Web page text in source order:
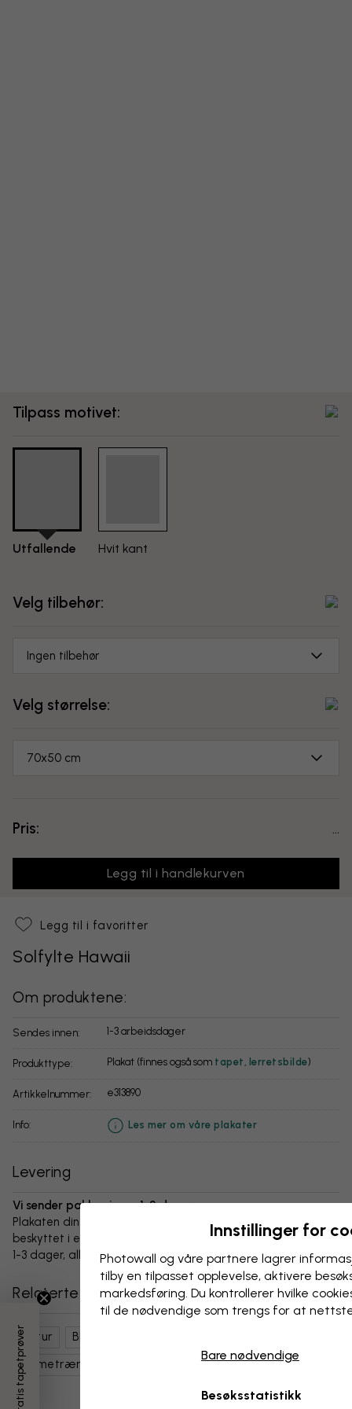
Tilpass motivet:
Utfallende Hvit kant
Velg tilbehør:
Ingen tilbehør
Velg størrelse:
70x50 cm
Pris:
Legg til i handlekurven
Legg til i favoritter
Solfylte Hawaii
Om produktene:
Sendes innen: 1-3 arbeidsdager
Produkttype: Plakat (finnes også som tapet lerretsbilde)
Artikkelnummer: e313890
info: Les mer om våre plakater
Levering
Vi sender pakken innen 1-3 dager:
Plakaten din og alt tilbehør er nøye pakket og levert
beskyttet i en slitesterk bølgepappboks. Pakken sendes innen
1-3 dager, alltid med fri frakt.
Relaterte kategorier
Natur Blader
Palmetrær
3 gratis tapetprøver
Innstillinger for
Photowall og våre partnere lagrer
tilby en tilpasset opplevelse, aktivere
markedsføring. Du kontrollerer hvilke
til de nødvendige som trengs for at
Bare nødvendige
Besøksstatistikk